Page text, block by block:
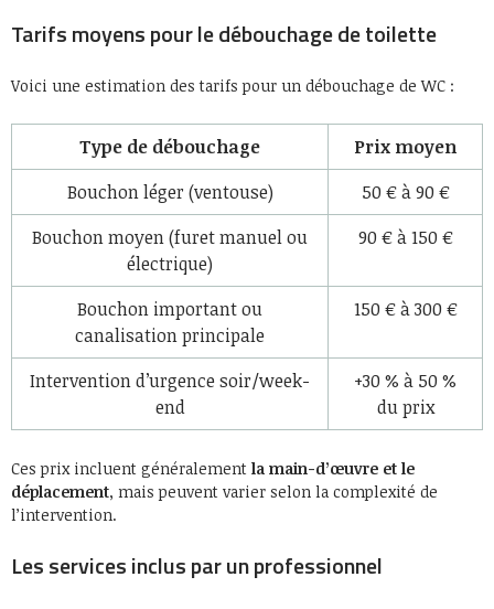
Tarifs moyens pour le débouchage de toilette
Voici une estimation des tarifs pour un débouchage de WC :
Type de débouchage
Prix moyen
Bouchon léger (ventouse)
50 € à 90 €
Bouchon moyen (furet manuel ou
électrique)
90 € à 150 €
Bouchon important ou
canalisation principale
150 € à 300 €
Intervention d’urgence soir/week-
end
+30 % à 50 %
du prix
Ces prix incluent généralement la main-d’œuvre et le
déplacement, mais peuvent varier selon la complexité de
l’intervention.
Les services inclus par un professionnel